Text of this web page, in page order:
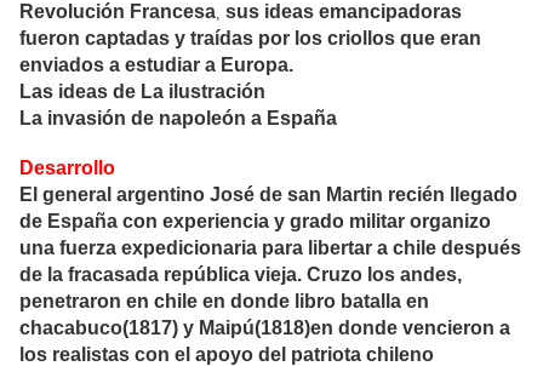
Revolución Francesa, sus ideas emancipadoras
fueron captadas y traídas por los criollos que eran
enviados a estudiar a Europa.
Las ideas de La ilustración
La invasión de napoleón a España
Desarrollo
El general argentino José de san Martin recién llegado
de España con experiencia y grado militar organizo
una fuerza expedicionaria para libertar a chile después
de la fracasada república vieja. Cruzo los andes,
penetraron en chile en donde libro batalla en
chacabuco(1817) y Maipú(1818)en donde vencieron a
los realistas con el apoyo del patriota chileno